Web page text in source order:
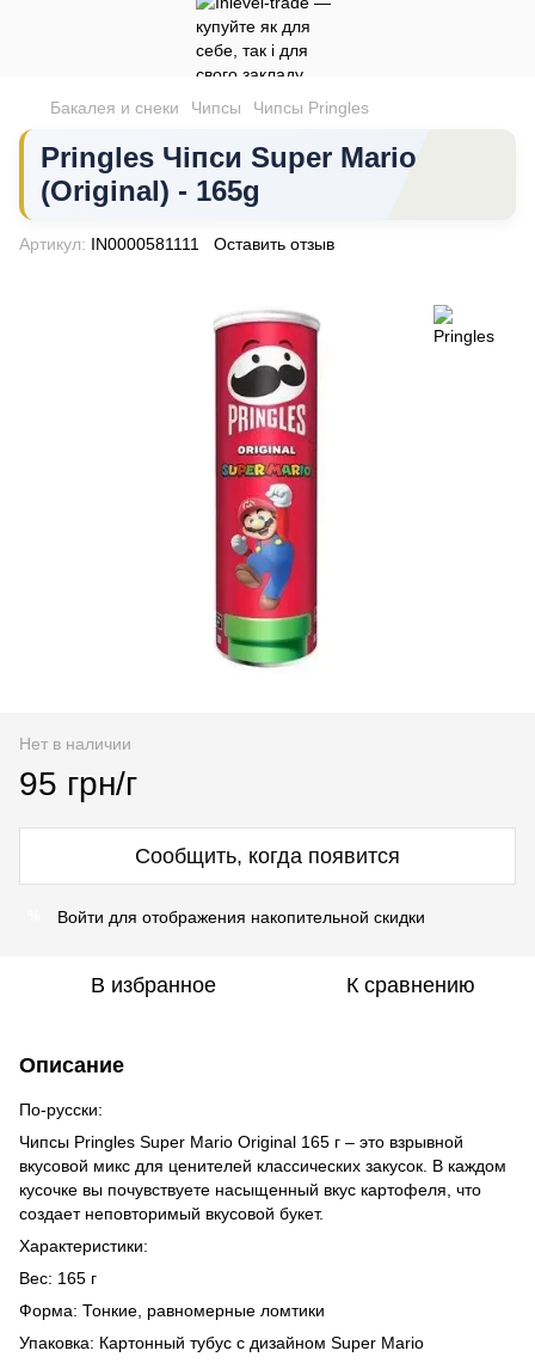
Бакалея и снеки Чипсы Чипсы Pringles
Pringles Чіпси Super Mario
(Original) - 165g
Артикул: IN0000581111 Оставить отзыв
Нет в наличии
95 грн/г
Сообщить, когда появится
Войти для отображения накопительной скидки
В избранное К сравнению
Описание
По-русски:
Чипсы Pringles Super Mario Original 165 г – это взрывной
вкусовой микс для ценителей классических закусок. В каждом
кусочке вы почувствуете насыщенный вкус картофеля, что
создает неповторимый вкусовой букет.
Характеристики:
Вес: 165 г
Форма: Тонкие, равномерные ломтики
Упаковка: Картонный тубус с дизайном Super Mario